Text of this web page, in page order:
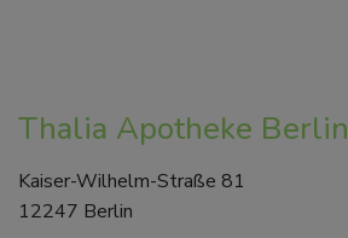
Thalia Apotheke Berlin
Kaiser-Wilhelm-Straße 81
12247 Berlin